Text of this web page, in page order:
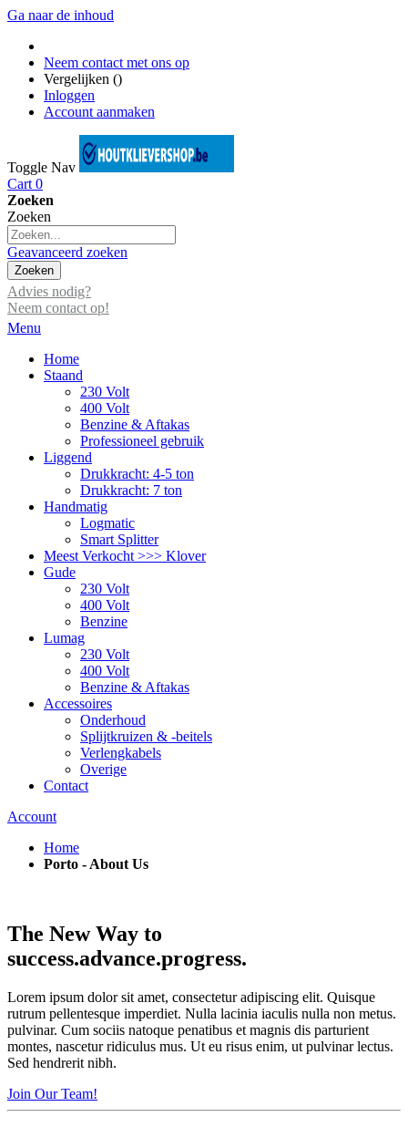
Ga naar de inhoud
Neem contact met ons op
Vergelijken ()
Inloggen
Account aanmaken
Toggle Nav
Cart 0
Zoeken
Zoeken
Geavanceerd zoeken
Zoeken
Advies nodig?
Neem contact op!
Menu
Home
Staand
230 Volt
400 Volt
Benzine & Aftakas
Professioneel gebruik
Liggend
Drukkracht: 4-5 ton
Drukkracht: 7 ton
Handmatig
Logmatic
Smart Splitter
Meest Verkocht >>> Klover
Gude
230 Volt
400 Volt
Benzine
Lumag
230 Volt
400 Volt
Benzine & Aftakas
Accessoires
Onderhoud
Splijtkruizen & -beitels
Verlengkabels
Overige
Contact
Account
Home
Porto - About Us
The New Way to
success.advance.progress.
Lorem ipsum dolor sit amet, consectetur adipiscing elit. Quisque
rutrum pellentesque imperdiet. Nulla lacinia iaculis nulla non metus.
pulvinar. Cum sociis natoque penatibus et magnis dis parturient
montes, nascetur ridiculus mus. Ut eu risus enim, ut pulvinar lectus.
Sed hendrerit nibh.
Join Our Team!